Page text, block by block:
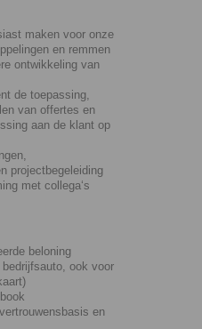
maken voor onze
en remmen
ontwikkeling van
de toepassing,
van offertes en
aan de klant op
projectbegeleiding
met collega‘s
beloning
ook voor
en